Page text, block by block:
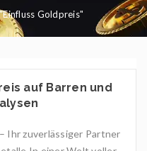
Goldpreis"
auf Barren und
Ihr zuverlässiger Partner